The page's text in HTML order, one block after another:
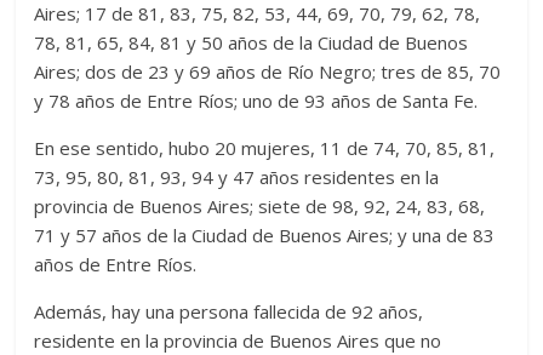
Aires; 17 de 81, 83, 75, 82, 53, 44, 69, 70, 79, 62, 78,
78, 81, 65, 84, 81 y 50 años de la Ciudad de Buenos
Aires; dos de 23 y 69 años de Río Negro; tres de 85, 70
y 78 años de Entre Ríos; uno de 93 años de Santa Fe.
En ese sentido, hubo 20 mujeres, 11 de 74, 70, 85, 81,
73, 95, 80, 81, 93, 94 y 47 años residentes en la
provincia de Buenos Aires; siete de 98, 92, 24, 83, 68,
71 y 57 años de la Ciudad de Buenos Aires; y una de 83
años de Entre Ríos.
Además, hay una persona fallecida de 92 años,
residente en la provincia de Buenos Aires que no